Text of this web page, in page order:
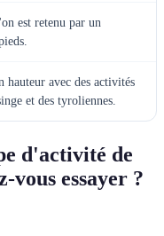
est retenu par un
hauteur avec des activités
et des tyroliennes.
d'activité de
vous essayer ?